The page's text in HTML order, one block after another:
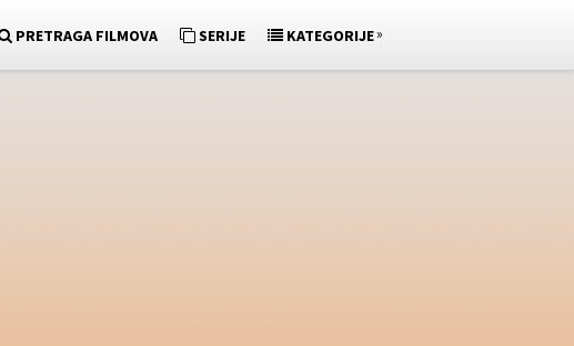
PRETRAGA FILMOVA SERIJE KATEGORIJE»